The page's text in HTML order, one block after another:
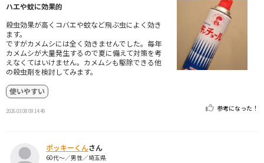
ハエや蚊に効果的
殺虫効果が高くコバエや蚊など飛ぶ虫によく効き
ます。
ですがカメムシには全く効きませんでした。毎年
カメムシが大量発生するので夏に備えて対策を考
えなくてはいけません。カメムシも駆除できる他
の殺虫剤を検討してみます。
使いやすい
2026.03.08 09:14:49 参考になった！
ポッキーくんさん
60代～／男性／埼玉県